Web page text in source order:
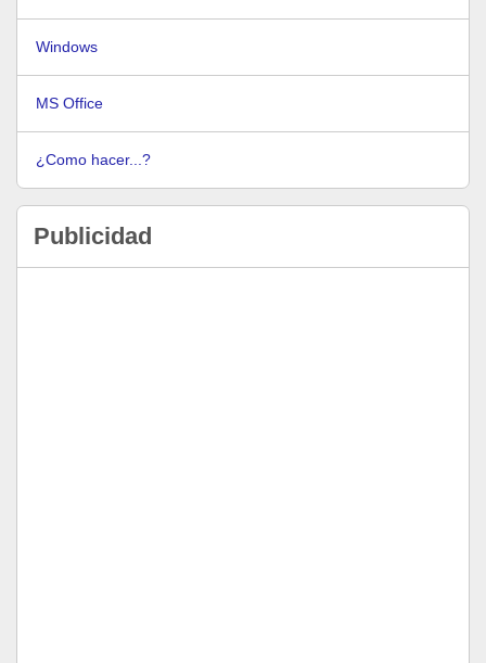
Windows
MS Office
¿Como hacer...?
Publicidad